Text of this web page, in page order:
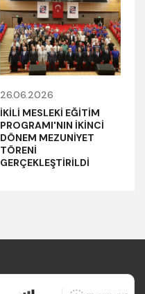
26.06.2026
İKİLİ MESLEKİ EĞİTİM
PROGRAMI'NIN İKİNCİ
DÖNEM MEZUNİYET
TÖRENİ
GERÇEKLEŞTİRİLDİ